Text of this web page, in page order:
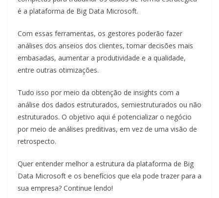
é a plataforma de Big Data Microsoft.
Com essas ferramentas, os gestores poderão fazer
análises dos anseios dos clientes, tomar decisões mais
embasadas, aumentar a produtividade e a qualidade,
entre outras otimizações.
Tudo isso por meio da obtenção de insights com a
análise dos dados estruturados, semiestruturados ou não
estruturados. O objetivo aqui é potencializar o negócio
por meio de análises preditivas, em vez de uma visão de
retrospecto.
Quer entender melhor a estrutura da plataforma de Big
Data Microsoft e os benefícios que ela pode trazer para a
sua empresa? Continue lendo!